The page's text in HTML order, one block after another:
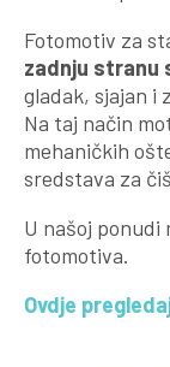
Fotomotiv za
zadnju stranu
gladak, sjajan i
Na taj način
mehaničkih
sredstava za
U našoj ponudi
fotomotiva.
Ovdje